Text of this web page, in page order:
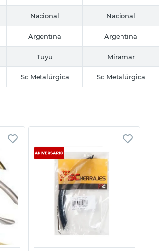
Nacional Nacional
Argentina Argentina
Tuyu Miramar
Sc Metalúrgica Sc Metalúrgica